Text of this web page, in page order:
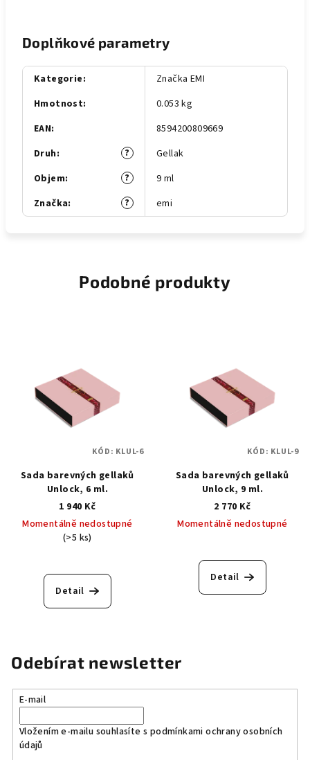
Doplňkové parametry
Kategorie:
Značka EMI
Hmotnost:
0.053 kg
EAN:
8594200809669
?
Druh:
Gellak
?
Objem:
9 ml
?
Značka: emi
Podobné produkty
Sada barevných gellaků
Unlock, 6 ml.
1 940 Kč
Momentálně nedostupné
(>5 ks)
Detail
KÓD: KLUL-6
Sada barevných gellaků
Unlock, 9 ml.
2 770 Kč
Momentálně nedostupné
Detail
KÓD: KLUL-9
Odebírat newsletter
E-mail
Vložením e-mailu souhlasíte s podmínkami ochrany osobních
údajů